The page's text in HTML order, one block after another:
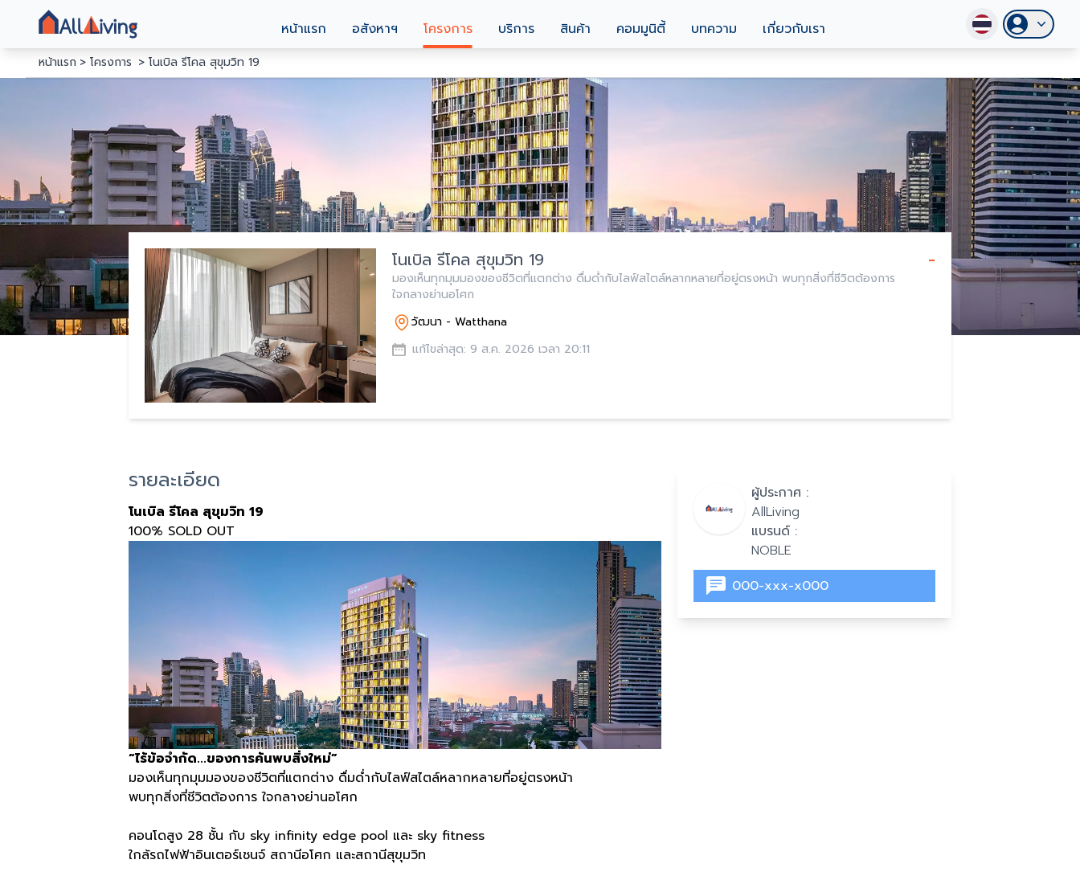
หน้าแรก อสังหาฯ โครงการ บริการ สินค้า คอมมูนิตี้ บทความ เกี่ยวกับเรา
หน้าแรก โครงการ โนเบิล รีโคล สุขุมวิท 19
-
โนเบิล รีโคล สุขุมวิท 19
มองเห็นทุกมุมมองของชีวิตที่แตกต่าง ดื่มด่ำกับไลฟ์สไตล์หลากหลายที่อยู่ตรงหน้า พบทุกสิ่งที่ชีวิตต้องการ
ใจกลางย่านอโศก
วัฒนา - Watthana
แก้ไขล่าสุด: 9 ส.ค. 2026 เวลา 20:11
รายละเอียด
โนเบิล รีโคล สุขุมวิท 19
100% SOLD OUT
“ไร้ข้อจำกัด...ของการค้นพบสิ่งใหม่”
มองเห็นทุกมุมมองของชีวิตที่แตกต่าง ดื่มด่ำกับไลฟ์สไตล์หลากหลายที่อยู่ตรงหน้า
พบทุกสิ่งที่ชีวิตต้องการ ใจกลางย่านอโศก
คอนโดสูง 28 ชั้น กับ sky infinity edge pool และ sky fitness
ใกล้รถไฟฟ้าอินเตอร์เชนจ์ สถานีอโศก และสถานีสุขุมวิท
ผู้ประกาศ :
AllLiving
แบรนด์ :
NOBLE
000-xxx-x000